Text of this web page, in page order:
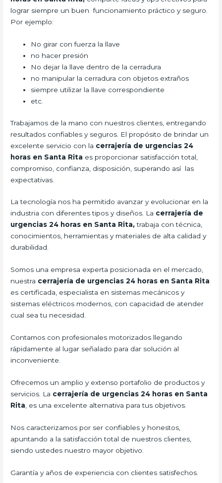
lograr siempre un buen funcionamiento práctico y seguro.
Por ejemplo:
No girar con fuerza la llave
no hacer presión
No dejar la llave dentro de la cerradura
no manipular la cerradura con objetos extraños
siempre utilizar la llave correspondiente
etc.
Trabajamos de la mano con nuestros clientes, entregando
resultados confiables y seguros. El propósito de brindar un
excelente servicio con la cerrajería de urgencias 24
horas en Santa Rita es proporcionar satisfacción total,
compromiso, confianza, disposición, superando así las
expectativas.
La tecnología nos ha permitido avanzar y evolucionar en la
industria con diferentes tipos y diseños. La cerrajería de
urgencias 24 horas en Santa Rita,trabaja con técnica,
conocimientos, herramientas y materiales de alta calidad y
durabilidad.
Somos una empresa experta posicionada en el mercado,
nuestra cerrajería de urgencias 24 horas en Santa Rita
es certificada, especialista en sistemas mecánicos y
sistemas eléctricos modernos, con capacidad de atender
cual sea tu necesidad.
Contamos con profesionales motorizados llegando
rápidamente al lugar señalado para dar solución al
inconveniente.
Ofrecemos un amplio y extenso portafolio de productos y
servicios. La cerrajería de urgencias 24 horas en Santa
Rita , es una excelente alternativa para tus objetivos.
Nos caracterizamos por ser confiables y honestos,
apuntando a la satisfacción total de nuestros clientes,
siendo ustedes nuestro mayor objetivo.
Garantía y años de experiencia con clientes satisfechos.